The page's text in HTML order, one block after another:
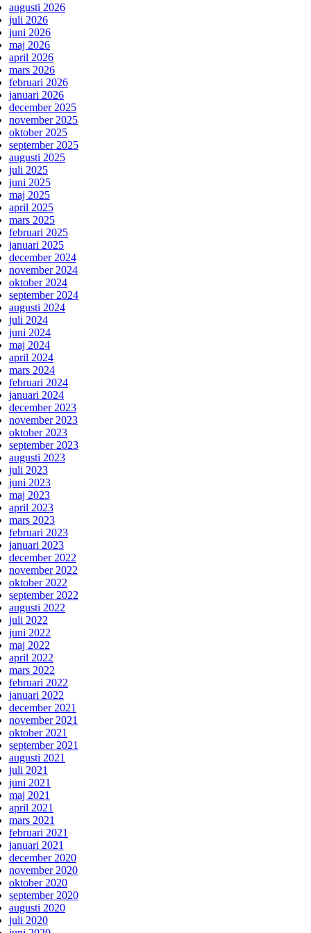
augusti 2026
juli 2026
juni 2026
maj 2026
april 2026
mars 2026
februari 2026
januari 2026
december 2025
november 2025
oktober 2025
september 2025
augusti 2025
juli 2025
juni 2025
maj 2025
april 2025
mars 2025
februari 2025
januari 2025
december 2024
november 2024
oktober 2024
september 2024
augusti 2024
juli 2024
juni 2024
maj 2024
april 2024
mars 2024
februari 2024
januari 2024
december 2023
november 2023
oktober 2023
september 2023
augusti 2023
juli 2023
juni 2023
maj 2023
april 2023
mars 2023
februari 2023
januari 2023
december 2022
november 2022
oktober 2022
september 2022
augusti 2022
juli 2022
juni 2022
maj 2022
april 2022
mars 2022
februari 2022
januari 2022
december 2021
november 2021
oktober 2021
september 2021
augusti 2021
juli 2021
juni 2021
maj 2021
april 2021
mars 2021
februari 2021
januari 2021
december 2020
november 2020
oktober 2020
september 2020
augusti 2020
juli 2020